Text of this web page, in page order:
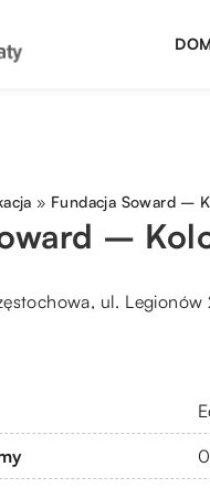
» Fundacja Soward –
–
ul. Legionów